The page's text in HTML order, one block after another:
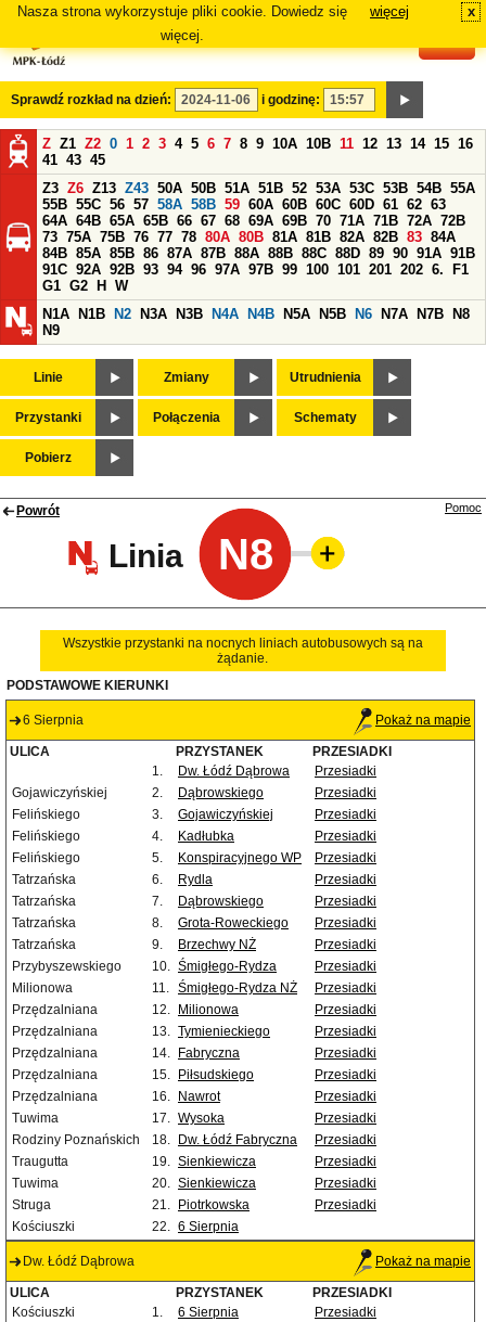
Nasza strona wykorzystuje pliki cookie. Dowiedz się
więcej.
więcej x
Sprawdź rozkład na dzień: i godzinę:
Z Z1 Z2 0 1 2 3 4 5 6 7 8 9 10A 10B 11 12 13 14 15 16
41 43 45
Z3 Z6 Z13 Z43 50A 50B 51A 51B 52 53A 53C 53B 54B 55A
55B 55C 56 57 58A 58B 59 60A 60B 60C 60D 61 62 63
64A 64B 65A 65B 66 67 68 69A 69B 70 71A 71B 72A 72B
73 75A 75B 76 77 78 80A 80B 81A 81B 82A 82B 83 84A
84B 85A 85B 86 87A 87B 88A 88B 88C 88D 89 90 91A 91B
91C 92A 92B 93 94 96 97A 97B 99 100 101 201 202 6.
F1
G1 G2 H
W
N1A
N1B N2 N3A N3B N4A N4B N5A N5B N6 N7A N7B
N8
N9
Linie Zmiany Utrudnienia
Przystanki Połączenia Schematy
Pobierz
Powrót
Linia N8
Pomoc
Wszystkie przystanki na nocnych liniach autobusowych są na
żądanie.
PODSTAWOWE KIERUNKI
6 Sierpnia Pokaż na mapie
ULICA PRZYSTANEK
PRZESIADKI
1.
Dw. Łódź Dąbrowa
Przesiadki
Gojawiczyńskiej
2. Dąbrowskiego
Przesiadki
Felińskiego
3. Gojawiczyńskiej
Przesiadki
Felińskiego
4. Kadłubka
Przesiadki
Felińskiego
5. Konspiracyjnego WP
Przesiadki
Tatrzańska
6. Rydla
Przesiadki
Tatrzańska
7. Dąbrowskiego
Przesiadki
Tatrzańska
8. Grota-Roweckiego
Przesiadki
Tatrzańska
9. Brzechwy NŻ
Przesiadki
Przybyszewskiego
10. Śmigłego-Rydza
Przesiadki
Milionowa
11. Śmigłego-Rydza NŻ
Przesiadki
Przędzalniana
12. Milionowa
Przesiadki
Przędzalniana
13. Tymienieckiego
Przesiadki
Przędzalniana
14. Fabryczna
Przesiadki
Przędzalniana
15. Piłsudskiego
Przesiadki
Przędzalniana
16. Nawrot
Przesiadki
Tuwima
17. Wysoka
Przesiadki
Rodziny Poznańskich
18. Dw. Łódź Fabryczna
Przesiadki
Traugutta
19. Sienkiewicza
Przesiadki
Tuwima
20. Sienkiewicza
Przesiadki
Struga
21. Piotrkowska
Przesiadki
Kościuszki
22. 6 Sierpnia
Dw. Łódź Dąbrowa Pokaż na mapie
ULICA PRZYSTANEK
PRZESIADKI
Kościuszki
1. 6 Sierpnia
Przesiadki